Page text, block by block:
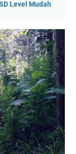
Level Mudah